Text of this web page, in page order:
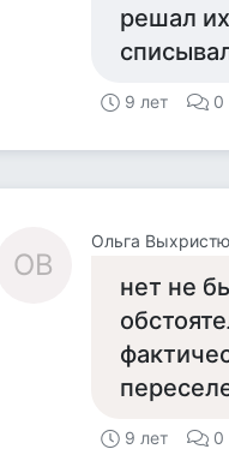
решал
9 лет 0
ОВ
Ольга
нет не
9 лет 0